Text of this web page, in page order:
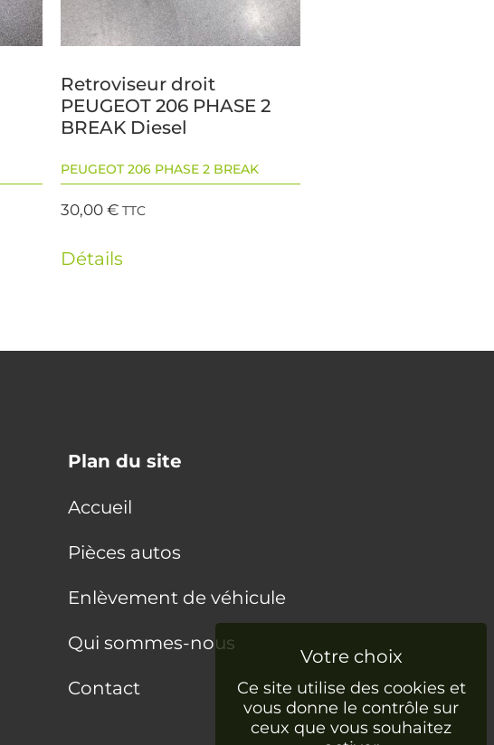
Retroviseur droit
PEUGEOT 206 PHASE 2
BREAK Diesel
PEUGEOT 206 PHASE 2 BREAK
30,00€ TTC
Détails
Plan du site
Accueil
Pièces autos
Enlèvement de véhicule
Qui sommes-nous
Contact
Ce site utilise des cookies et
vous donne le contrôle sur
ceux que vous souhaitez